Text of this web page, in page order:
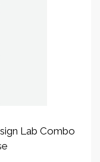
Lab Combo